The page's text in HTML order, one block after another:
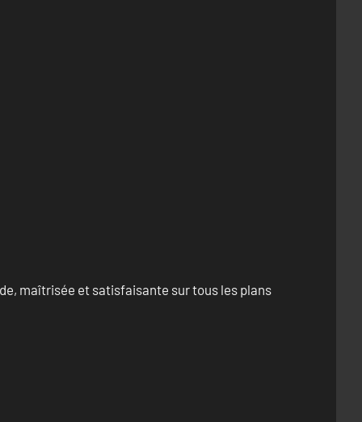
maîtrisée et satisfaisante sur tous les plans